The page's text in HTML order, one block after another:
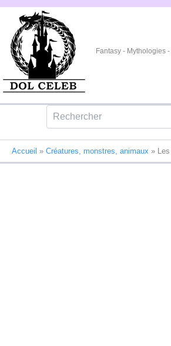
Aller
contenu
Fantasy - Mythologies
Rechercher
Accueil » Créatures, monstres, animaux »